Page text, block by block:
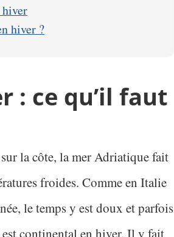
hiver ?
: ce qu’il faut
la côte, la mer Adriatique fait
froides. Comme en Italie
le temps y est doux et parfois
est continental en hiver. Il y fait